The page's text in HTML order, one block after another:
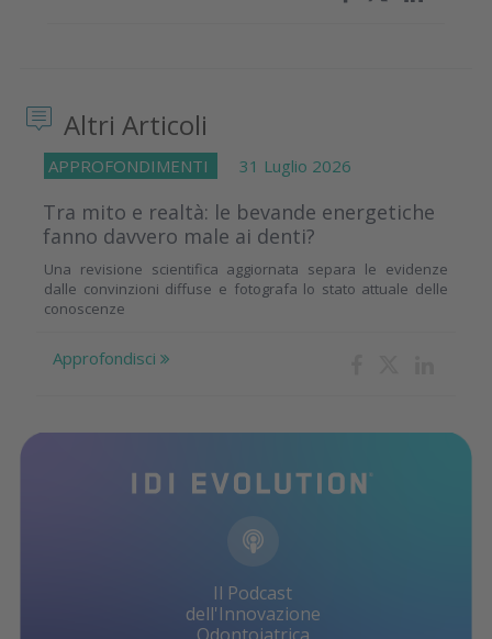
Altri Articoli
APPROFONDIMENTI 31 Luglio 2026
Tra mito e realtà: le bevande energetiche
fanno davvero male ai denti?
Una revisione scientifica aggiornata separa le evidenze
dalle convinzioni diffuse e fotografa lo stato attuale delle
conoscenze
Approfondisci
Il Podcast
dell'Innovazione